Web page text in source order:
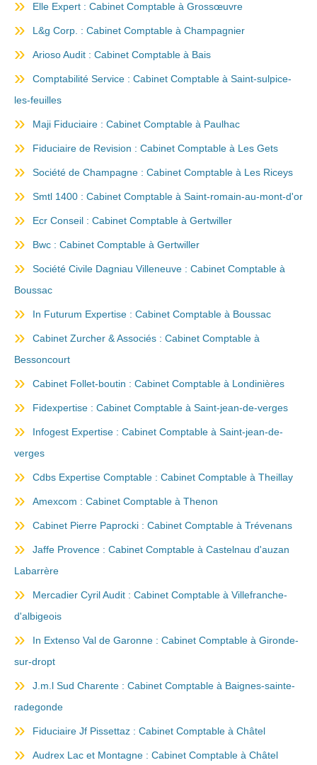
Elle Expert : Cabinet Comptable à Grossœuvre
L&g Corp. : Cabinet Comptable à Champagnier
Arioso Audit : Cabinet Comptable à Bais
Comptabilité Service : Cabinet Comptable à Saint-sulpice-
les-feuilles
Maji Fiduciaire : Cabinet Comptable à Paulhac
Fiduciaire de Revision : Cabinet Comptable à Les Gets
Société de Champagne : Cabinet Comptable à Les Riceys
Smtl 1400 : Cabinet Comptable à Saint-romain-au-mont-d'or
Ecr Conseil : Cabinet Comptable à Gertwiller
Bwc : Cabinet Comptable à Gertwiller
Société Civile Dagniau Villeneuve : Cabinet Comptable à
Boussac
In Futurum Expertise : Cabinet Comptable à Boussac
Cabinet Zurcher & Associés : Cabinet Comptable à
Bessoncourt
Cabinet Follet-boutin : Cabinet Comptable à Londinières
Fidexpertise : Cabinet Comptable à Saint-jean-de-verges
Infogest Expertise : Cabinet Comptable à Saint-jean-de-
verges
Cdbs Expertise Comptable : Cabinet Comptable à Theillay
Amexcom : Cabinet Comptable à Thenon
Cabinet Pierre Paprocki : Cabinet Comptable à Trévenans
Jaffe Provence : Cabinet Comptable à Castelnau d'auzan
Labarrère
Mercadier Cyril Audit : Cabinet Comptable à Villefranche-
d'albigeois
In Extenso Val de Garonne : Cabinet Comptable à Gironde-
sur-dropt
J.m.l Sud Charente : Cabinet Comptable à Baignes-sainte-
radegonde
Fiduciaire Jf Pissettaz : Cabinet Comptable à Châtel
Audrex Lac et Montagne : Cabinet Comptable à Châtel